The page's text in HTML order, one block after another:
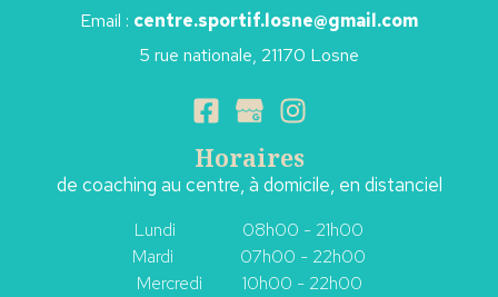
Email : centre.sportif.losne@gmail.com
5 rue nationale, 21170 Losne
Horaires
de coaching au centre, à domicile, en distanciel
Lundi 08h00 - 21h00
Mardi 07h00 - 22h00
Mercredi 10h00 - 22h00